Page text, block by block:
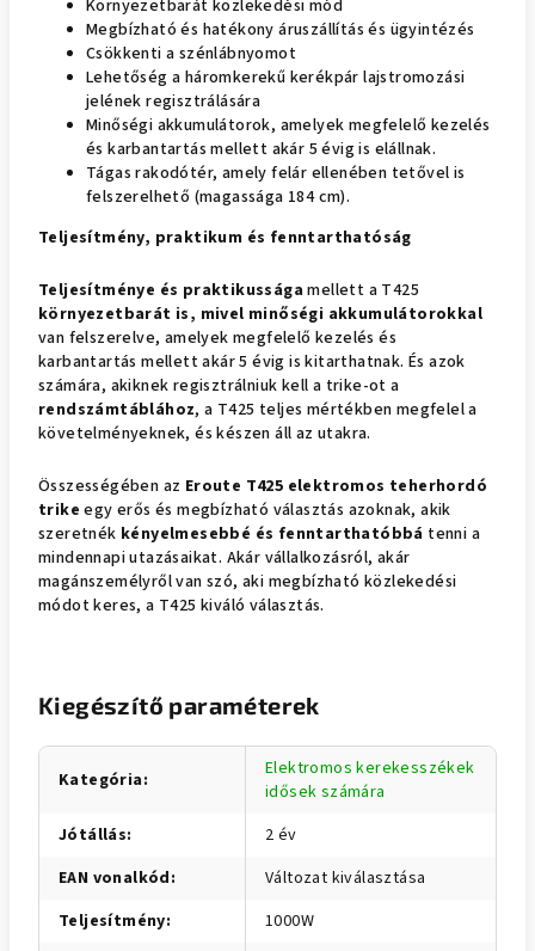
Környezetbarát közlekedési mód
Megbízható és hatékony áruszállítás és ügyintézés
Csökkenti a szénlábnyomot
Lehetőség a háromkerekű kerékpár lajstromozási
jelének regisztrálására
Minőségi akkumulátorok, amelyek megfelelő kezelés
és karbantartás mellett akár 5 évig is elállnak.
Tágas rakodótér, amely felár ellenében tetővel is
felszerelhető (magassága 184 cm).
Teljesítmény, praktikum és fenntarthatóság
Teljesítménye és praktikusságamellett a T425
környezetbarát is, mivel minőségi akkumulátorokkal
van felszerelve, amelyek megfelelő kezelés és
karbantartás mellett akár 5 évig is kitarthatnak. És azok
számára, akiknek regisztrálniuk kell a trike-ot a
rendszámtáblához, a T425 teljes mértékben megfelel a
követelményeknek, és készen áll az utakra.
Összességében az Eroute T425 elektromos teherhordó
trikeegy erős és megbízható választás azoknak, akik
szeretnék kényelmesebbé és fenntarthatóbbá tenni a
mindennapi utazásaikat. Akár vállalkozásról, akár
magánszemélyről van szó, aki megbízható közlekedési
módot keres, a T425 kiváló választás.
Kiegészítő paraméterek
Kategória:
Elektromos kerekesszékek
idősek számára
Jótállás:
2 év
EAN vonalkód:
Változat kiválasztása
Teljesítmény:
1000W